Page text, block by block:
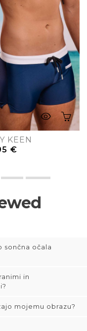
KEEN
€
sončna očala
in
mojemu obrazu?